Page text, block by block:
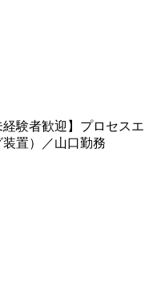
験者歓迎】プロセスエ
置）／山口勤務